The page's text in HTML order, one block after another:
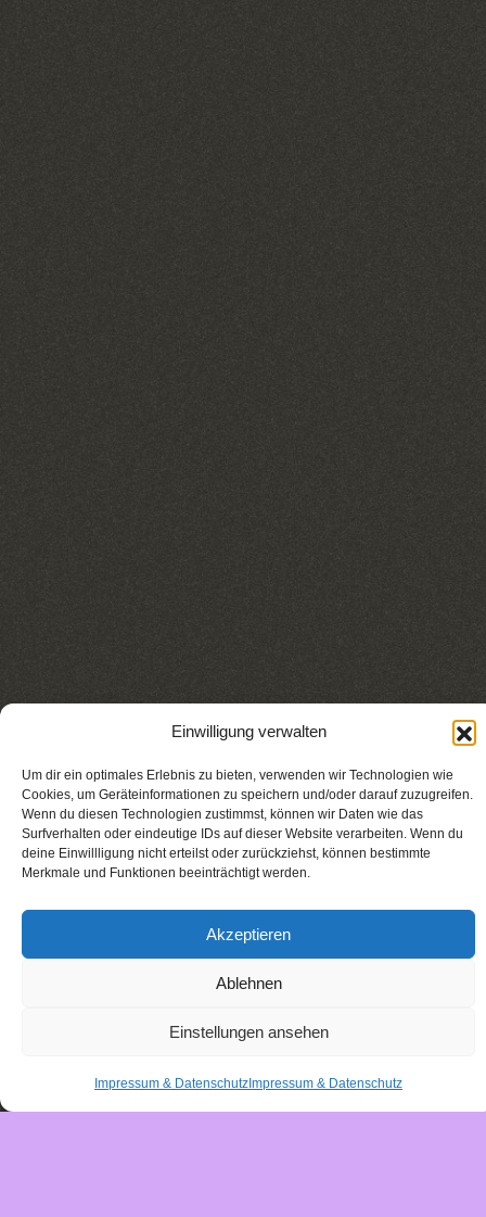
Einwilligung verwalten
Um dir ein optimales Erlebnis zu bieten, verwenden wir Technologien wie
Cookies, um Geräteinformationen zu speichern und/oder darauf zuzugreifen.
Wenn du diesen Technologien zustimmst, können wir Daten wie das
Surfverhalten oder eindeutige IDs auf dieser Website verarbeiten. Wenn du
deine Einwillligung nicht erteilst oder zurückziehst, können bestimmte
Merkmale und Funktionen beeinträchtigt werden.
Akzeptieren
Ablehnen
Einstellungen ansehen
Impressum & Datenschutz Impressum & Datenschutz